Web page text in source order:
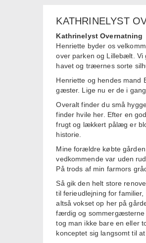
KATHRINELYST
Kathrinelyst Overnatning
Henriette byder os
over parken og Lillebælt. Vi
havet og træernes sorte
Henriette og hendes mand
gæster. Lige nu er de i
Overalt finder du små
finder hvile her. Efter en
frugt og lækkert pålæg er
historie.
Mine forældre købte
vedkommende var uden
På trods af min farmors
Så gik den helt store
til ferieudlejning for
altså vokset op her på
færdig og sommergæsterne
tog man ikke bare en eller
konceptet sig langsomt til